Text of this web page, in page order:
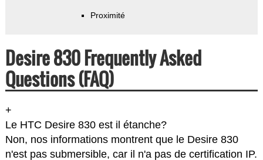
Proximité
Desire 830 Frequently Asked
Questions (FAQ)
+
Le HTC Desire 830 est il étanche?
Non, nos informations montrent que le Desire 830
n'est pas submersible, car il n'a pas de certification IP.